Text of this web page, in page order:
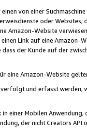
von einer
oder Websites,
Amazon-Website
Link auf eine
der Kunde auf der
eine Amazon-Website
und erfasst werden,
einer Mobilen
der nicht Creators